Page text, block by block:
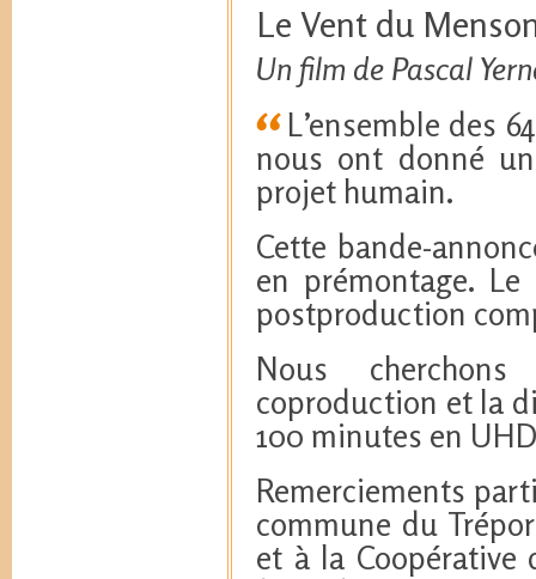
Le Vent du
Un film de Pascal
L’ensemble des
nous ont donné
projet humain.
Cette bande-
en prémontage.
postproduction
Nous
coproduction et la
100 minutes en
Remerciements
commune du
et à la Coopérative